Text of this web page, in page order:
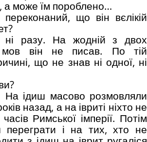
а може їм пороблено…
що він вєлікій
ні разу. На жодній з двох
мов він не писав. По тій
що не знав ні одної, ні
На ідиш масово розмовляли
назад, а на івриті ніхто не
Римської імперії. Потім
переграти і на тих, хто не